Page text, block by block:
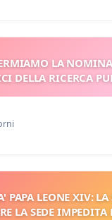
LA
DELLA RICERCA
PAPA LEONE XIV:
LA SEDE IMPEDITA